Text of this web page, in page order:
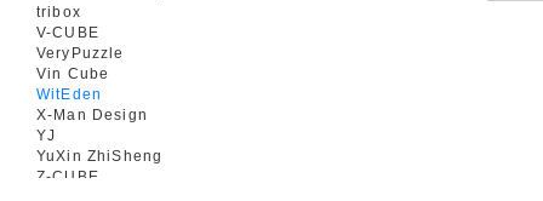
tribox
V-CUBE
VeryPuzzle
Vin Cube
WitEden
X-Man Design
YJ
YuXin ZhiSheng
Z-CUBE